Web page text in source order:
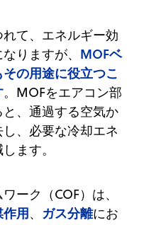
て、エネルギー効
りますが、 MOFベ
の用途に役立つこ
。MOFをエアコン部
、通過する空気か
、必要な冷却エネ
ます。
ーク（COF）は、
用、 ガス分離にお